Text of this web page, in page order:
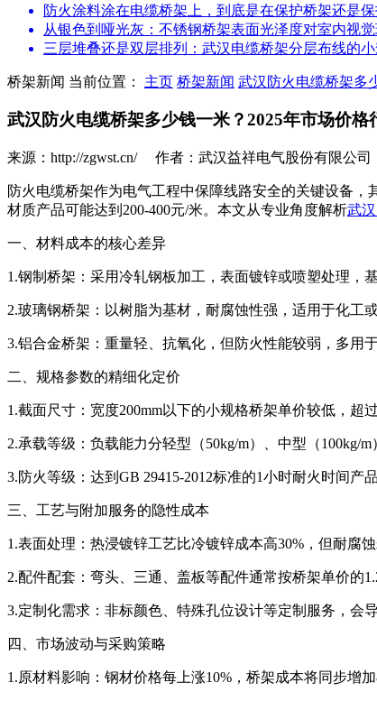
防火涂料涂在电缆桥架上，到底是在保护桥架还是保
从银色到哑光灰：不锈钢桥架表面光泽度对室内视
三层堆叠还是双层排列：武汉电缆桥架分层布线的小
桥架新闻 当前位置： 主页 桥架新闻 武汉防火电缆桥架多
武汉防火电缆桥架多少钱一米？2025年市场价格
来源：http://zgwst.cn/ 作者：武汉益祥电气股份有限公
防火电缆桥架作为电气工程中保障线路安全的关键设备
材质产品可能达到200-400元/米。本文从专业角度解析武
一、材料成本的核心差异
1.钢制桥架：采用冷轧钢板加工，表面镀锌或喷塑处理，
2.玻璃钢桥架：以树脂为基材，耐腐蚀性强，适用于化工
3.铝合金桥架：重量轻、抗氧化，但防火性能较弱，多用
二、规格参数的精细化定价
1.截面尺寸：宽度200mm以下的小规格桥架单价较低，超
2.承载等级：负载能力分轻型（50kg/m）、中型（100kg/
3.防火等级：达到GB 29415-2012标准的1小时耐火时间产
三、工艺与附加服务的隐性成本
1.表面处理：热浸镀锌工艺比冷镀锌成本高30%，但耐腐蚀
2.配件配套：弯头、三通、盖板等配件通常按桥架单价的
3.定制化需求：非标颜色、特殊孔位设计等定制服务，会导
四、市场波动与采购策略
1.原材料影响：钢材价格每上涨10%，桥架成本将同步增